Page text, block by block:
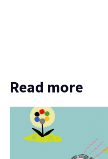
Read more